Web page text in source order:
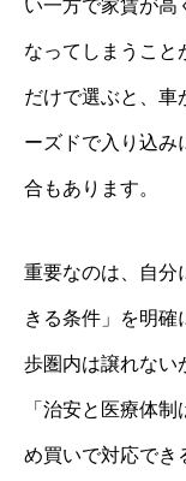
い一方で家賃が高
なってしまうこと
だけで選ぶと、車
ーズドで入り込み
合もあります。
重要なのは、自分
きる条件」を明確
歩圏内は譲れない
「治安と医療体
め買いで対応でき